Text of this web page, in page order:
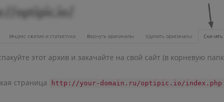
этот архив и закачайте на свой сайт (в корневую
страница
http://your-domain.ru/optipic.io/index.php